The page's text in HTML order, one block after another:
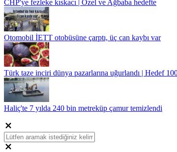
CHP'ye fezleke kıskacı | Özel ve Ağbaba hedefte
Otomobil İETT otobüsüne çarptı, üç can kaybı var
Türk taze inciri dünya pazarlarına uğurlandı | Hedef
Haliç'te 7 yılda 240 bin metreküp çamur temizlendi